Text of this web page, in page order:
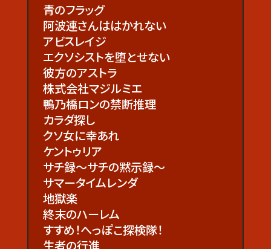
青のフラッグ
阿波連さんははかれない
アビスレイジ
エクソシストを堕とせない
彼方のアストラ
株式会社マジルミエ
鴨乃橋ロンの禁断推理
カラダ探し
クソ女に幸あれ
ケントゥリア
サチ録～サチの黙示録～
サマータイムレンダ
地獄楽
終末のハーレム
すすめ！へっぽこ探検隊！
生者の行進